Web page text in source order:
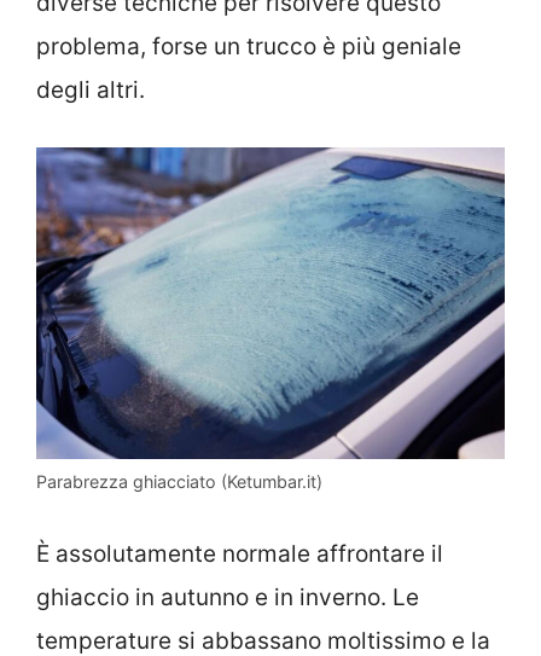
problema, forse un trucco è più geniale
degli altri.
Parabrezza ghiacciato (Ketumbar.it)
È assolutamente normale affrontare il
ghiaccio in autunno e in inverno. Le
temperature si abbassano moltissimo e la